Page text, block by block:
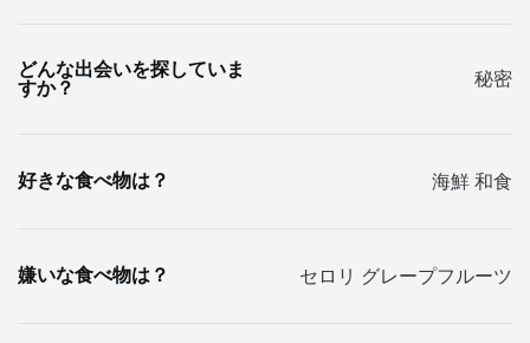
どんな出会いを探していま
すか？
秘密
好きな食べ物は？ 海鮮 和食
嫌いな食べ物は？ セロリ グレープフルーツ